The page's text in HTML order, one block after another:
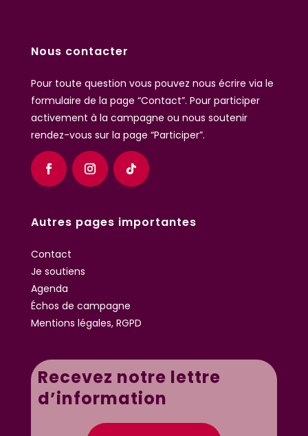
Nous contacter
Pour toute question vous pouvez nous écrire via le
formulaire de la page “Contact”. Pour participer
activement à la campagne ou nous soutenir
rendez-vous sur la page “Participer”.
Autres pages importantes
Contact
Je soutiens
Agenda
Échos de campagne
Mentions légales, RGPD
Recevez notre lettre
d’information